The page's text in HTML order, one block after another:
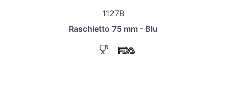
1127B
Raschietto 75 mm - Blu